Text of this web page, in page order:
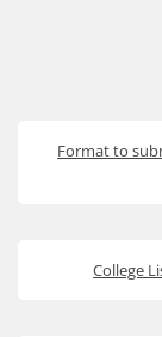
Format to
College